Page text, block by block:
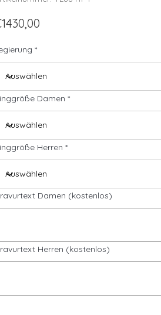
Damen
Herren
Damen (kostenlos)
Herren (kostenlos)